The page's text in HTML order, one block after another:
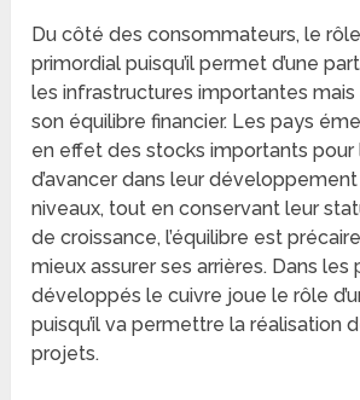
Du côté des consommateurs, le
primordial puisqu’il permet d’une
les infrastructures importantes mais
son équilibre financier. Les pays
en effet des stocks importants
d’avancer dans leur
niveaux, tout en conservant leur
de croissance, l’équilibre est
mieux assurer ses arrières. Dans les
développés le cuivre joue le rôle
puisqu’il va permettre la réalisation
projets.